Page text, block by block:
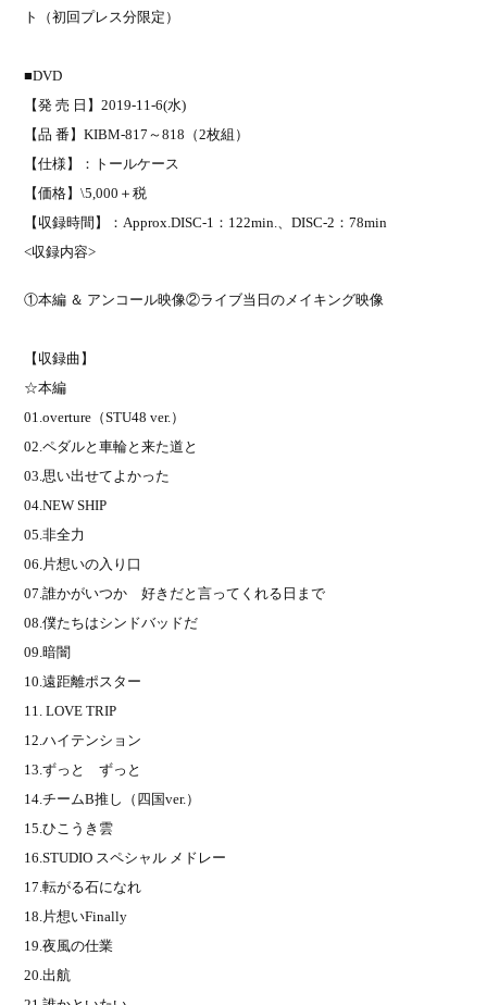
ト（初回プレス分限定）
■DVD
【発 売 日】2019-11-6(水)
【品 番】KIBM-817 ～818 （2枚組）
【仕様】：トールケース
【価格】\5,000 ＋税
【収録時間】：Approx.DISC-1 ： 122min.、DISC-2 ：78min
<収録内容>
①本編 ＆ アンコール映像②ライブ当日のメイキング映像
【収録曲】
☆本編
01.overture （STU48 ver.）
02.ペダルと車輪と来た道と
03.思い出せてよかった
04.NEW SHIP
05.非全力
06.片想いの入り口
07.誰かがいつか 好きだと言ってくれる日まで
08.僕たちはシンドバッドだ
09.暗闇
10.遠距離ポスター
11. LOVE TRIP
12.ハイテンション
13.ずっと ずっと
14.チームB推し（四国ver.）
15.ひこうき雲
16.STUDIO スペシャル メドレー
17.転がる石になれ
18.片想いFinally
19.夜風の仕業
20.出航